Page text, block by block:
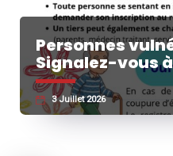
Personnes
Signalez-vous
3 Juillet 2026